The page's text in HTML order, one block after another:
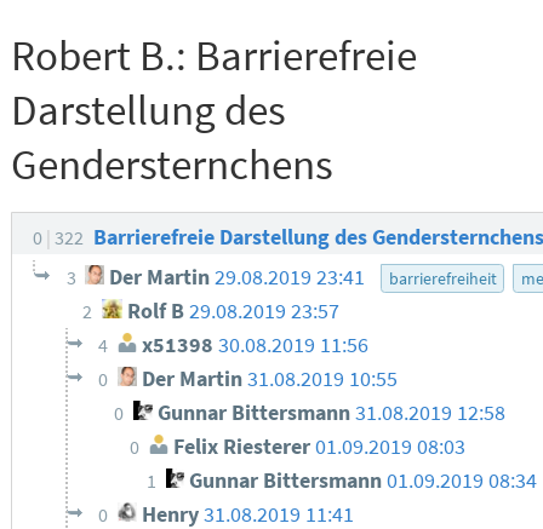
Robert B.: Barrierefreie
Darstellung des
Gendersternchens
0 322 Barrierefreie Darstellung des
3 Der Martin29.08.2019 23:41 barrierefreiheit
2 Rolf B29.08.2019 23:57
4 x51398 30.08.2019 11:56
0 Der Martin31.08.2019 10:55
0 Gunnar Bittersmann31.08.2019 12:58
0 Felix Riesterer01.09.2019 08:03
1 Gunnar Bittersmann01.09.2019 08:34
0 Henry31.08.2019 11:41